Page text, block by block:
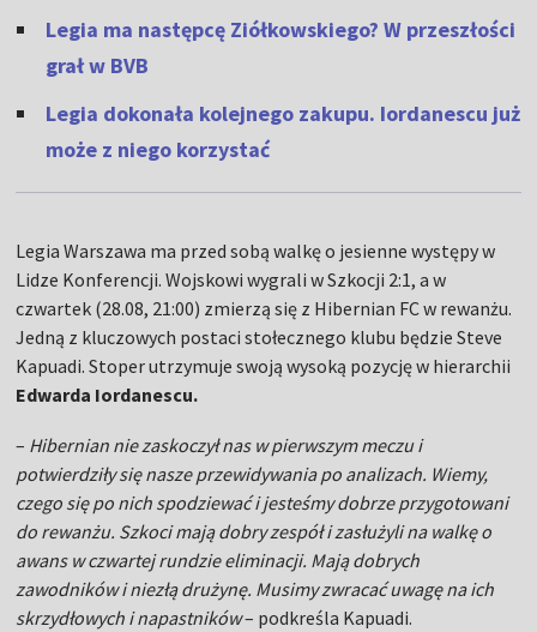
Legia ma następcę Ziółkowskiego? W przeszłości
grał w BVB
Legia dokonała kolejnego zakupu. Iordanescu już
może z niego korzystać
Legia Warszawa ma przed sobą walkę o jesienne występy w
Lidze Konferencji. Wojskowi wygrali w Szkocji 2:1, a w
czwartek (28.08, 21:00) zmierzą się z Hibernian FC w rewanżu.
Jedną z kluczowych postaci stołecznego klubu będzie Steve
Kapuadi. Stoper utrzymuje swoją wysoką pozycję w hierarchii
Edwarda Iordanescu.
– Hibernian nie zaskoczył nas w pierwszym meczu i
potwierdziły się nasze przewidywania po analizach. Wiemy,
czego się po nich spodziewać i jesteśmy dobrze przygotowani
do rewanżu. Szkoci mają dobry zespół i zasłużyli na walkę o
awans w czwartej rundzie eliminacji. Mają dobrych
zawodników i niezłą drużynę. Musimy zwracać uwagę na ich
skrzydłowych i napastników– podkreśla Kapuadi.